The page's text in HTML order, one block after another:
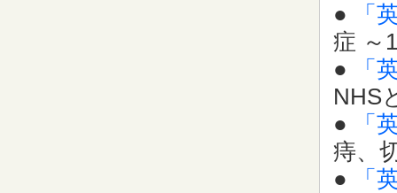
●
「
症 ～
●
「
NHS
●
「
痔、
●
「